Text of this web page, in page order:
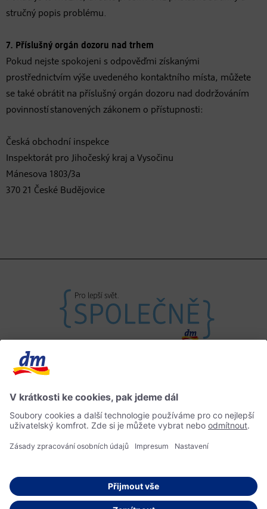
stručný popis problému.
7. Příslušný orgán dozoru nad trhem
Pokud nejste spokojeni s odpověďmi získanými
prostřednictvím výše uvedeného kontaktního místa, můžete
se také obrátit na příslušný orgán dozoru nad dodržováním
povinností stanovených zákonem o přístupnosti:
Česká obchodní inspekce
Inspektorát pro Jihočeský kraj a Vysočinu
Mánesova 1803/3a
370 21 České Budějovice
Impressum Informace o přístupnosti